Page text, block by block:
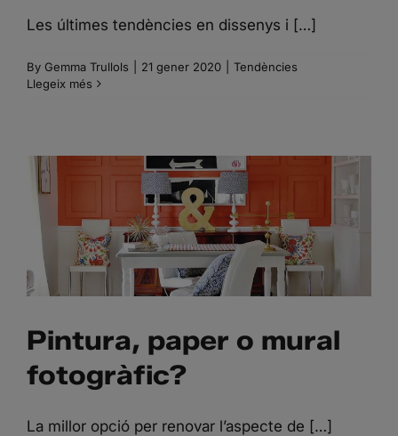
Les últimes tendències en dissenys i […]
By Gemma Trullols 21 gener 2020
Tendències
Llegeix més
PINTURA, PAPER O
MURAL FOTOGRÀFIC?
Pintura, paper o mural
fotogràfic?
La millor opció per renovar l’aspecte de […]